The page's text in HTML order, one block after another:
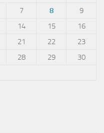
7 8
9
14 15
16
21 22
23
28 29
30